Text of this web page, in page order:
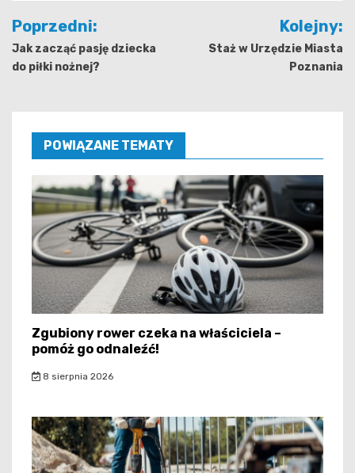
Nawigacja
wpisu
Poprzedni:
Jak zacząć pasję dziecka
do piłki nożnej?
Kolejny:
Staż w Urzędzie Miasta
Poznania
POWIĄZANE TEMATY
Zgubiony rower czeka na właściciela –
pomóż go odnaleźć!
8 sierpnia 2026